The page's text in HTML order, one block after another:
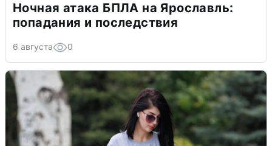
Ночная атака БПЛА на Ярославль:
попадания и последствия
6 августа 0